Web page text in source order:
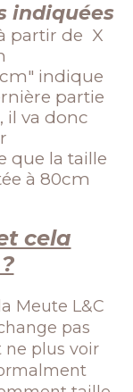
indiquées
partir de X
indique
partie
il va donc
que la taille
à 80cm
cela
Meute L&C
pas
ne plus voir